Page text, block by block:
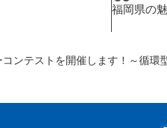
福岡県の
コンテストを開催します！～循環